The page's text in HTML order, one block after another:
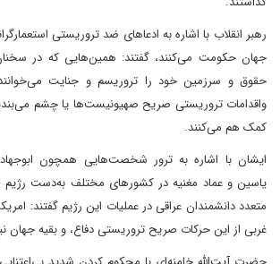
رهبر انقلاب با اشاره به ادعاهای ضد تروریستی
جهان حکومت می‌کنند، گفتند: همین‌هایی که در
حقوق و سرزمین خود را تروریسم و جنایت
واقدامات تروریستی صریح صهیونیست‌ها یا چشم می‌بندند
کمک هم می‌کنند.
ایشان با اشاره به ترور شخصت‌هایی همچون
یاسین و عماد مغنیه در کشورهای مختلف به‌دست رژیم
متعدد دانشمندان عراقی در عملیات این رژیم گفتند:
غربی از این حرکات صریح تروریستی دفاع، و بقیه جهان